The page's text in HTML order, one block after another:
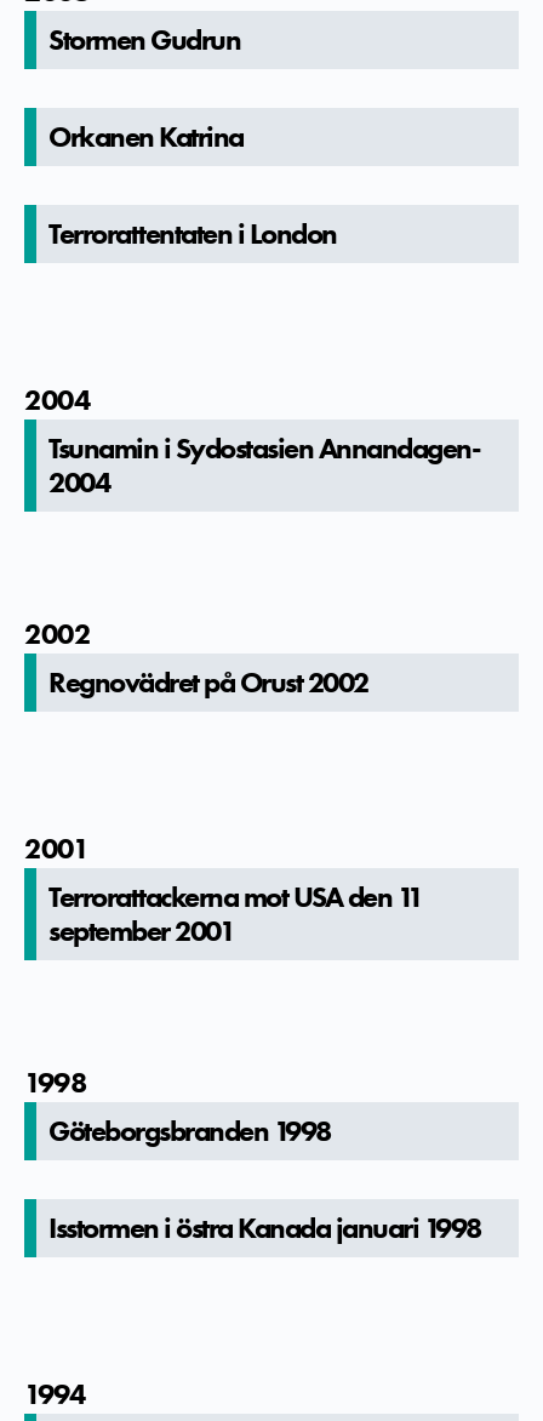
Stormen Gudrun
Orkanen Katrina
Terroratte­ntaten i London
2004
Tsunamin i Sydostasie­n Annandagen­
2004
2002
Regnovädret på Orust 2002
2001
Terroratta­ckerna mot USA den 11
september 2001
1998
Göteborgsbra­nden 1998
Isstormen i östra Kanada januari 1998
1994